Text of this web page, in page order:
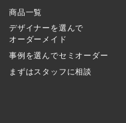
商品一覧
デザイナーを選んで
オーダーメイド
事例を選んでセミオーダー
まずはスタッフに相談